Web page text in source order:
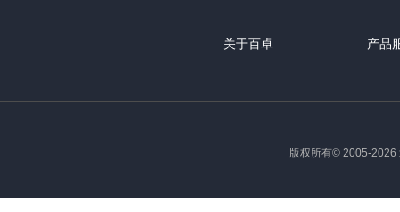
关于百卓 产品
版权所有© 2005-